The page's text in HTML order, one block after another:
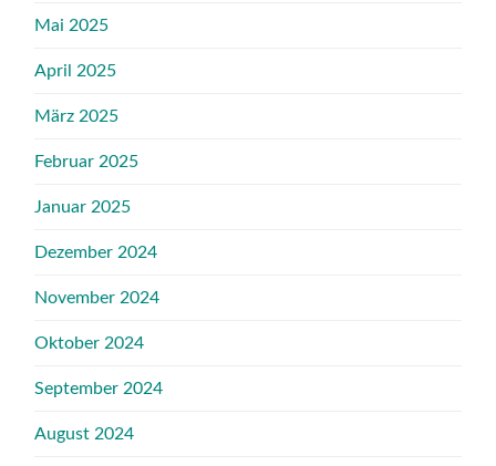
Mai 2025
April 2025
März 2025
Februar 2025
Januar 2025
Dezember 2024
November 2024
Oktober 2024
September 2024
August 2024